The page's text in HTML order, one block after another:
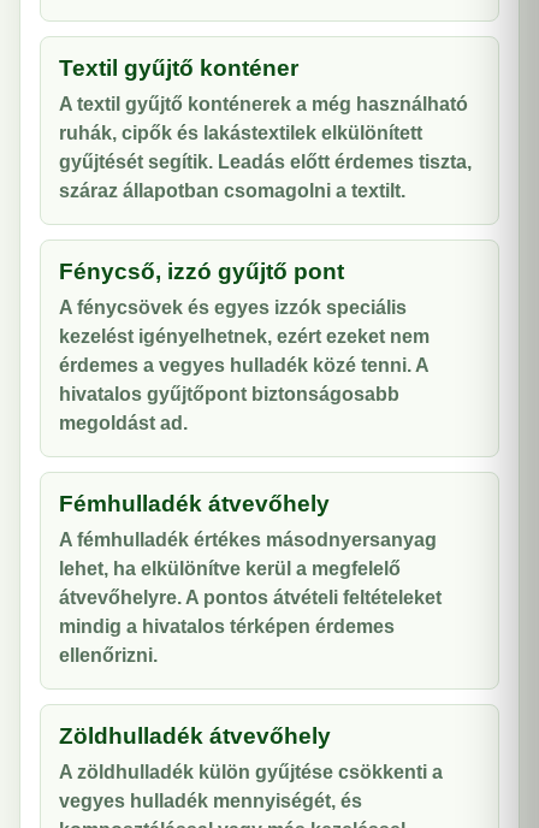
Textil gyűjtő konténer
A textil gyűjtő konténerek a még használható
ruhák, cipők és lakástextilek elkülönített
gyűjtését segítik. Leadás előtt érdemes tiszta,
száraz állapotban csomagolni a textilt.
Fénycső, izzó gyűjtő pont
A fénycsövek és egyes izzók speciális
kezelést igényelhetnek, ezért ezeket nem
érdemes a vegyes hulladék közé tenni. A
hivatalos gyűjtőpont biztonságosabb
megoldást ad.
Fémhulladék átvevőhely
A fémhulladék értékes másodnyersanyag
lehet, ha elkülönítve kerül a megfelelő
átvevőhelyre. A pontos átvételi feltételeket
mindig a hivatalos térképen érdemes
ellenőrizni.
Zöldhulladék átvevőhely
A zöldhulladék külön gyűjtése csökkenti a
vegyes hulladék mennyiségét, és